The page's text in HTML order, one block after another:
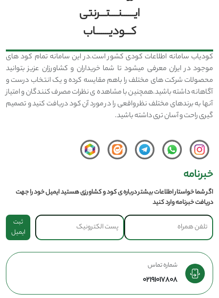
ایــــــنــــتـــرنتی
کـــودیـــــــاب
کودیاب سامانه اطلاعات کودی کشور است.در این سامانه تمام کود های
موجود در ایران معرفی میشود تا شما خریداران و کشاورزان عزیز بتوانید
محصولات شرکت های مختلف را باهم مقایسه کرده و یک انتخاب درست و
آگاهانه داشته باشید.همچنین با مشاهده ی نظرات مصرف کنندگان و امتیاز
آنها به برندهای مختلف نظر واقعی را در مورد آن کود دریافت کنید و تصمیم
گیری راحت و آسان تری داشته باشید.
خبرنامه
اگر شما خواستار اطلاعات بیشتر درباره ی کود و کشاورزی هستید ایمیل خود را جهت
دریافت خبرنامه وارد کنید
ثبت
ایمیل
شماره تماس
02191017808